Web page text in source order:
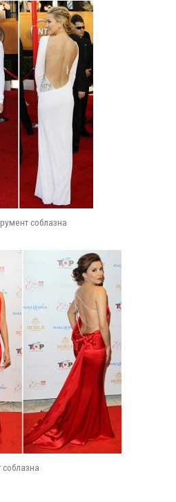
соблазна